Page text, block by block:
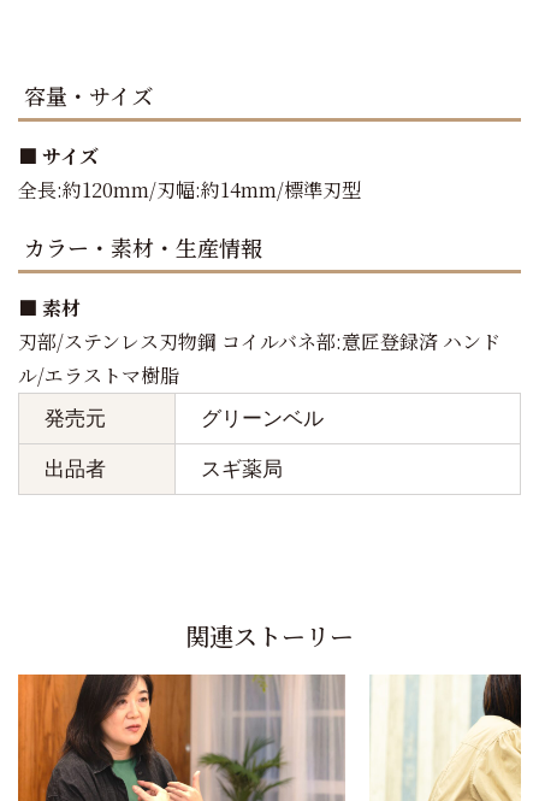
容量・サイズ
■ サイズ
全長:約120mm/刃幅:約14mm/標準刃型
カラー・素材・生産情報
■ 素材
刃部/ステンレス刃物鋼 コイルバネ部:意匠登録済 ハンド
ル/エラストマ樹脂
発売元 グリーンベル
出品者 スギ薬局
関連ストーリー